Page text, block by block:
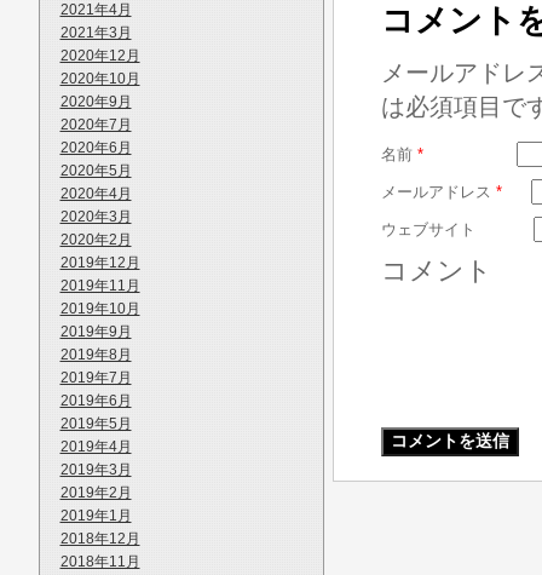
2021年4月
2021年3月
2020年12月
2020年10月
2020年9月
2020年7月
2020年6月
2020年5月
2020年4月
2020年3月
2020年2月
2019年12月
2019年11月
2019年10月
2019年9月
2019年8月
2019年7月
2019年6月
2019年5月
2019年4月
2019年3月
2019年2月
2019年1月
2018年12月
2018年11月
コメント
メールアドレ
は必須項目で
名前 *
メールアドレス *
ウェブサイト
コメント